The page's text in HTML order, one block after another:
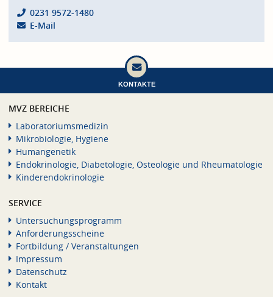
0231 9572-1480
E-Mail
KONTAKTE
MVZ BEREICHE
Laboratoriumsmedizin
Mikrobiologie, Hygiene
Humangenetik
Endokrinologie, Diabetologie, Osteologie und Rheumatologie
Kinderendokrinologie
SERVICE
Untersuchungsprogramm
Anforderungsscheine
Fortbildung / Veranstaltungen
Impressum
Datenschutz
Kontakt